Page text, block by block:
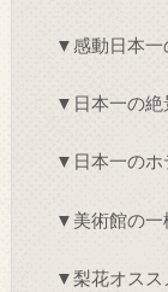
▼感動日本一
▼日本一の絶
▼日本一のホ
▼美術館の一
▼梨花オスス